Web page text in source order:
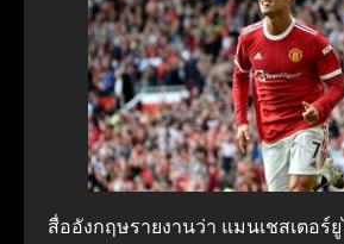
สื่ออังกฤษรายงานว่า แมนเชสเตอร์